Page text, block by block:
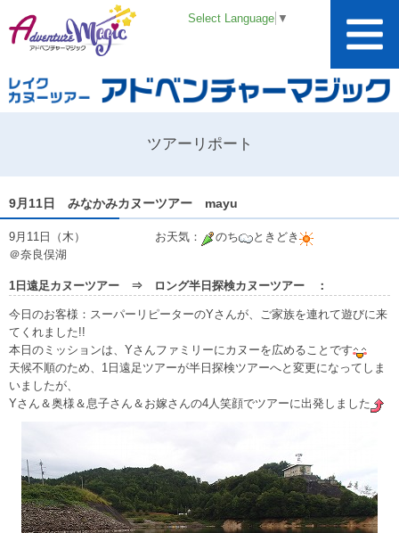
Select Language ▼
ツアーリポート
9月11日 みなかみカヌーツアー mayu
9月11日（木） お天気： のち
ときどき
＠奈良俣湖
1日遠足カヌーツアー ⇒ ロング半日探検カヌーツアー ：
今日のお客様：スーパーリピーターのYさんが、ご家族を連れて遊びに来
てくれました!!
本日のミッションは、Yさんファミリーにカヌーを広めることです
天候不順のため、1日遠足ツアーが半日探検ツアーへと変更になってしま
いましたが、
Yさん＆奥様＆息子さん＆お嫁さんの4人笑顔でツアーに出発しました